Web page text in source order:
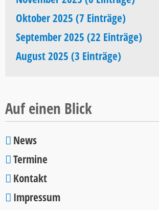
Oktober 2025 (7 Einträge)
September 2025 (22 Einträge)
August 2025 (3 Einträge)
Auf einen Blick
Navigation
überspringen
News
Termine
Kontakt
Impressum